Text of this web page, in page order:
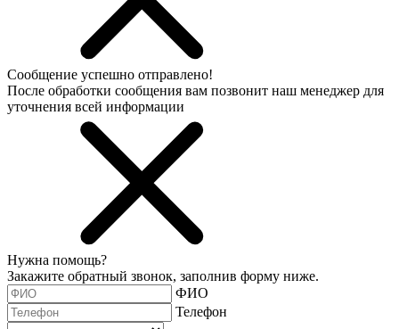
Сообщение успешно отправлено!
После обработки сообщения вам позвонит наш менеджер для
уточнения всей информации
Нужна помощь?
Закажите обратный звонок, заполнив форму ниже.
ФИО
Телефон